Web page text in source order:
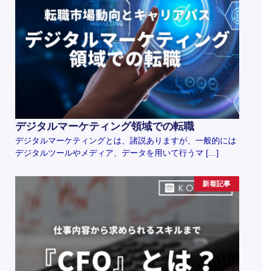
デジタルマーケティング領域での転職
デジタルマーケティングとは、諸説ありますが、一般的には
デジタルツールやメディア、データを用いて行うマ […]
新着記事